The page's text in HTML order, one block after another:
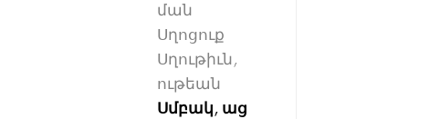
ման
Սղոցուք
Սղութիւն,
ութեան
Սմբակ, աց